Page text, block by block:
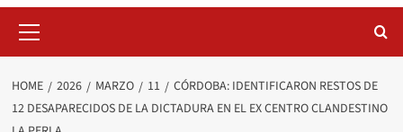
Menu
HOME 2026 MARZO 11
CÓRDOBA: IDENTIFICARON RESTOS DE
12 DESAPARECIDOS DE LA DICTADURA EN EL EX CENTRO CLANDESTINO